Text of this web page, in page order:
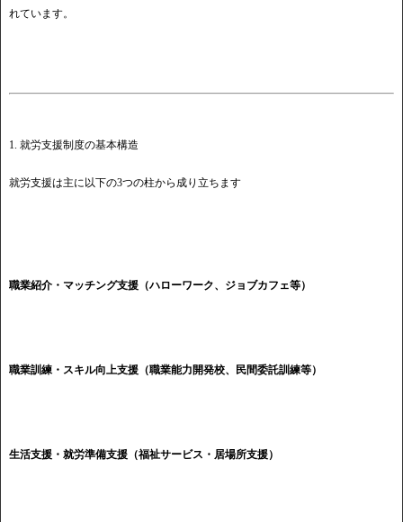
れています。
1. 就労支援制度の基本構造
就労支援は主に以下の3つの柱から成り立ちます
職業紹介・マッチング支援（ハローワーク、ジョブカフェ等）
職業訓練・スキル向上支援（職業能力開発校、民間委託訓練等）
生活支援・就労準備支援（福祉サービス・居場所支援）